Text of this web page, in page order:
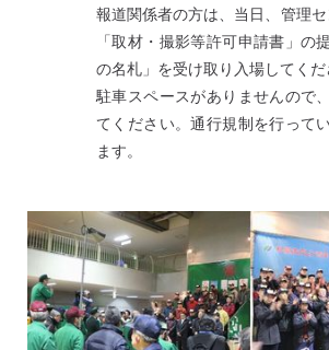
報道関係者の方は、当日、管理
「取材・撮影等許可申請書」の
の名札」を受け取り入場してくだ
駐車スペースがありませんので
てください。通行規制を行って
ます。